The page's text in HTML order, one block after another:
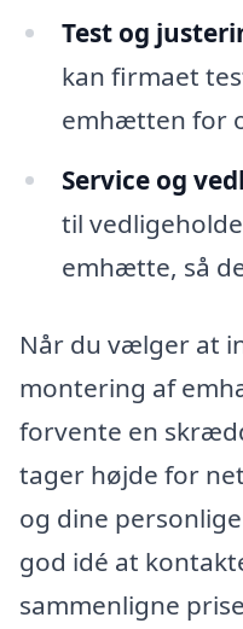
Test og
kan firmaet
emhætten for
Service og
til
emhætte, så
Når du vælger at
montering af
forvente en
tager højde for
og dine
god idé at
sammenligne